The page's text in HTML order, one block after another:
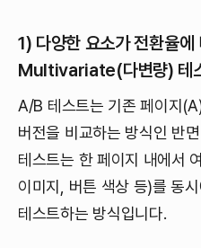
1) 다양한 요소가 전환율에
Multivariate(다변량) 테
A/B 테스트는 기존 페이지
버전을 비교하는 방식인 반
테스트는 한 페이지 내에서
이미지, 버튼 색상 등)를 동
테스트하는 방식입니다.